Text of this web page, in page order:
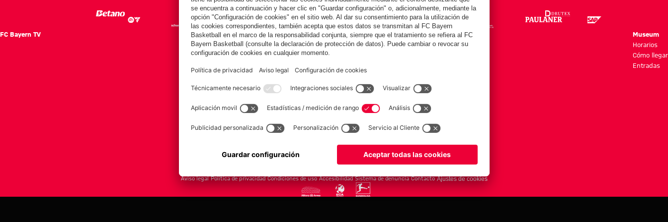
FC Bayern TV
FC Bayern.com
Noticias
Equipo
Online Store
Equipaciones y más
Rebajas %
Museum
Horarios
Cómo llegar
Entradas
Allianz Arena Prensa Baloncesto
Aviso legal Política de privacidad Condiciones de uso Accesibilidad Sistema de denuncia Contacto Ajustes de cookies